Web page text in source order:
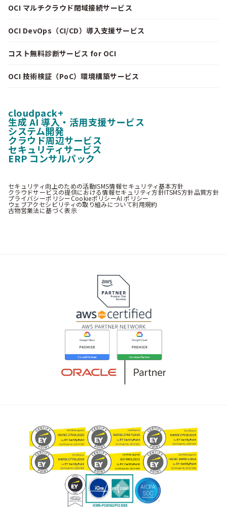
OCI マルチクラウド閉域接続サービス
OCI DevOps（CI/CD）導入支援サービス
コスト無料診断サービス for OCI
OCI 技術検証（PoC）環境構築サービス
cloudpack+
生成 AI 導入・活用支援サービス
システム開発
クラウド周辺サービス
セキュリティサービス
ERP コンサルパック
セキュリティ向上のための活動ISMS情報セキュリティ基本方針
クラウドサービスの提供における情報セキュリティ方針ITSMS方針品質方針
プライバシーポリシーCookieポリシーAI ポリシー
ウェブアクセシビリティの取り組みについて利用規約
古物営業法に基づく表示